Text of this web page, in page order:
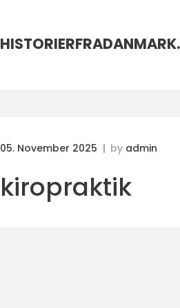
HISTORIERFRADANMARK.
05. November 2025 by admin
kiropraktik